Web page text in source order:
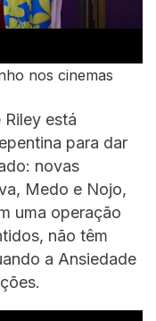
nos cinemas
está
para dar
novas
Medo e Nojo,
uma operação
não têm
a Ansiedade